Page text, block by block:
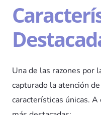
Una de las razones por
capturado la atención
características únicas.